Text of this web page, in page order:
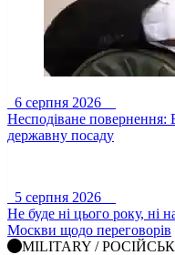
6 серпня 2026
Несподіване
державну посаду
5 серпня 2026
Не буде ні цього року, ні
Москви щодо переговорів
MILITARY /